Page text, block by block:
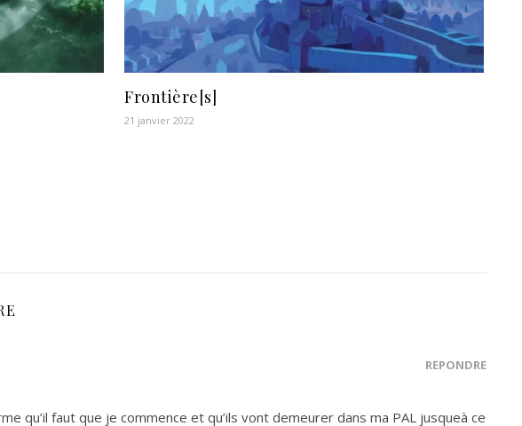
Frontière[s]
21 janvier 2022
RÉPONDRE
qu’il faut que je commence et qu’ils vont demeurer dans ma PAL jusqueà ce